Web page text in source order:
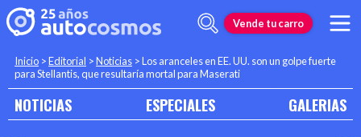
Vende tu carro
Inicio >Editorial >Noticias >Los aranceles en EE. UU. son un golpe fuerte
para Stellantis, que resultaría mortal para Maserati
NOTICIAS ESPECIALES GALERIAS